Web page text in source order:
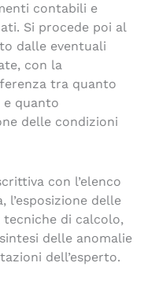
contabili e
Si procede poi al
dalle eventuali
con la
tra quanto
quanto
delle condizioni
con l’elenco
l’esposizione delle
di calcolo,
delle anomalie
dell’esperto.